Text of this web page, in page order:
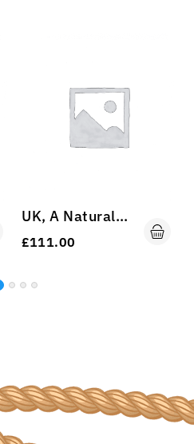
UK, A Natural View
£111.00